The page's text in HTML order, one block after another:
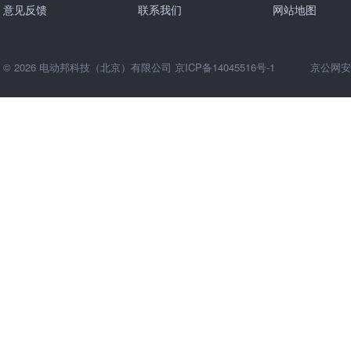
意见反馈 联系我们 网站地图
© 2026 电动邦科技（北京）有限公司 京ICP备14045516号-1 京公网